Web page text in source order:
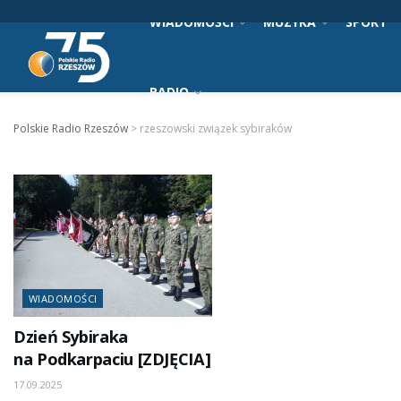
WIADOMOŚCI MUZYKA SPORT
RADIO
Polskie Radio Rzeszów > rzeszowski związek sybiraków
WIADOMOŚCI
Dzień Sybiraka
na Podkarpaciu [ZDJĘCIA]
17.09.2025